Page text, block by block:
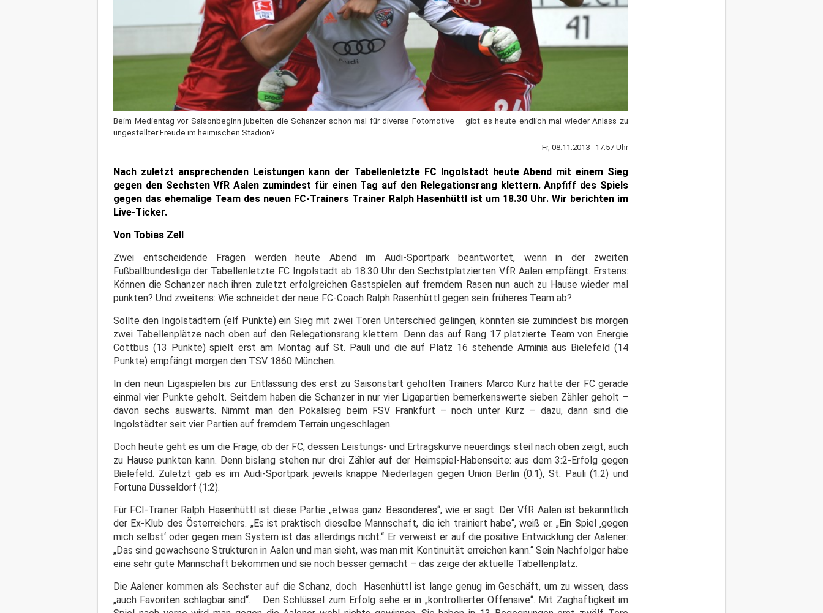
Beim Medientag vor Saisonbeginn jubelten die Schanzer schon mal für diverse Fotomotive – gibt es heute endlich mal wieder Anlass zu
ungestellter Freude im heimischen Stadion?
Fr, 08.11.2013 17:57 Uhr
Nach zuletzt ansprechenden Leistungen kann der Tabellenletzte FC Ingolstadt heute Abend mit einem Sieg
gegen den Sechsten VfR Aalen zumindest für einen Tag auf den Relegationsrang klettern. Anpfiff des Spiels
gegen das ehemalige Team des neuen FC-Trainers Trainer Ralph Hasenhüttl ist um 18.30 Uhr. Wir berichten im
Live-Ticker.
Von Tobias Zell
Zwei entscheidende Fragen werden heute Abend im Audi-Sportpark beantwortet, wenn in der zweiten
Fußballbundesliga der Tabellenletzte FC Ingolstadt ab 18.30 Uhr den Sechstplatzierten VfR Aalen empfängt. Erstens:
Können die Schanzer nach ihren zuletzt erfolgreichen Gastspielen auf fremdem Rasen nun auch zu Hause wieder mal
punkten? Und zweitens: Wie schneidet der neue FC-Coach Ralph Rasenhüttl gegen sein früheres Team ab?
Sollte den Ingolstädtern (elf Punkte) ein Sieg mit zwei Toren Unterschied gelingen, könnten sie zumindest bis morgen
zwei Tabellenplätze nach oben auf den Relegationsrang klettern. Denn das auf Rang 17 platzierte Team von Energie
Cottbus (13 Punkte) spielt erst am Montag auf St. Pauli und die auf Platz 16 stehende Arminia aus Bielefeld (14
Punkte) empfängt morgen den TSV 1860 München.
In den neun Ligaspielen bis zur Entlassung des erst zu Saisonstart geholten Trainers Marco Kurz hatte der FC gerade
einmal vier Punkte geholt. Seitdem haben die Schanzer in nur vier Ligapartien bemerkenswerte sieben Zähler geholt –
davon sechs auswärts. Nimmt man den Pokalsieg beim FSV Frankfurt – noch unter Kurz – dazu, dann sind die
Ingolstädter seit vier Partien auf fremdem Terrain ungeschlagen.
Doch heute geht es um die Frage, ob der FC, dessen Leistungs- und Ertragskurve neuerdings steil nach oben zeigt, auch
zu Hause punkten kann. Denn bislang stehen nur drei Zähler auf der Heimspiel-Habenseite: aus dem 3:2-Erfolg gegen
Bielefeld. Zuletzt gab es im Audi-Sportpark jeweils knappe Niederlagen gegen Union Berlin (0:1), St. Pauli (1:2) und
Fortuna Düsseldorf (1:2).
Für FCI-Trainer Ralph Hasenhüttl ist diese Partie „etwas ganz Besonderes“, wie er sagt. Der VfR Aalen ist bekanntlich
der Ex-Klub des Österreichers. „Es ist praktisch dieselbe Mannschaft, die ich trainiert habe“, weiß er. „Ein Spiel ‚gegen
mich selbst‘ oder gegen mein System ist das allerdings nicht.“ Er verweist er auf die positive Entwicklung der Aalener:
„Das sind gewachsene Strukturen in Aalen und man sieht, was man mit Kontinuität erreichen kann.“ Sein Nachfolger habe
eine sehr gute Mannschaft bekommen und sie noch besser gemacht – das zeige der aktuelle Tabellenplatz.
Die Aalener kommen als Sechster auf die Schanz, doch Hasenhüttl ist lange genug im Geschäft, um zu wissen, dass
„auch Favoriten schlagbar sind“. Den Schlüssel zum Erfolg sehe er in „kontrollierter Offensive“. Mit Zaghaftigkeit im